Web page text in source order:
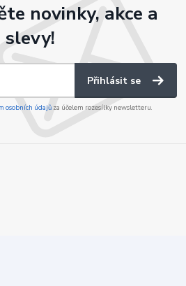
novinky, akce a
slevy!
Přihlásit se
osobních údajůza účelem rozesílky newsletteru.